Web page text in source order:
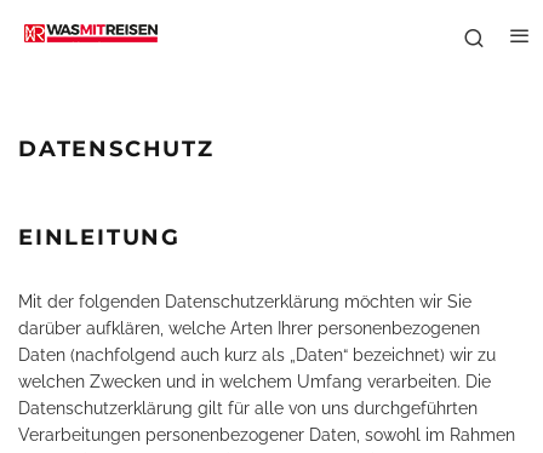
DATENSCHUTZ
EINLEITUNG
Mit der folgenden Datenschutzerklärung möchten wir Sie
darüber aufklären, welche Arten Ihrer personenbezogenen
Daten (nachfolgend auch kurz als „Daten“ bezeichnet) wir zu
welchen Zwecken und in welchem Umfang verarbeiten. Die
Datenschutzerklärung gilt für alle von uns durchgeführten
Verarbeitungen personenbezogener Daten, sowohl im Rahmen